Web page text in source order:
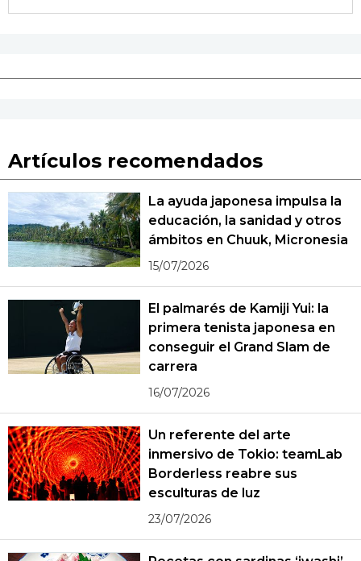
Artículos recomendados
La ayuda japonesa impulsa la
educación, la sanidad y otros
ámbitos en Chuuk, Micronesia
15/07/2026
El palmarés de Kamiji Yui: la
primera tenista japonesa en
conseguir el Grand Slam de
carrera
16/07/2026
Un referente del arte
inmersivo de Tokio: teamLab
Borderless reabre sus
esculturas de luz
23/07/2026